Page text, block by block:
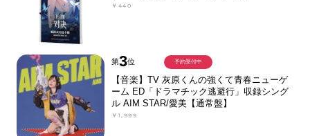
￥440
第3位
【音楽】TV 灰原くんの強くて青春ニューゲ
ーム ED「ドラマチック逃避行」収録シング
ル AIM STAR/愛美【通常盤】
￥1,999
予約受付中